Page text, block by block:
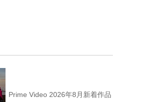
Prime Video 2026年8月新着作品